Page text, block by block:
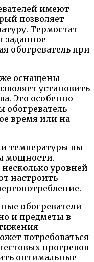
имеют
позволяет
Термостат
заданное
обогреватель при
оснащены
установить
Это особенно
обогреватель
время или на
температуры вы
мощности.
уровней
настроить
обогреватели
и предметы в
потребоваться
прогревов
оптимальные